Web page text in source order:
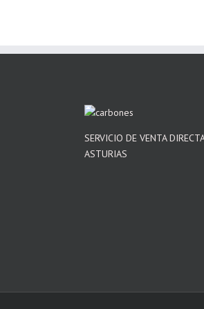
SERVICIO DE VENTA
ASTURIAS